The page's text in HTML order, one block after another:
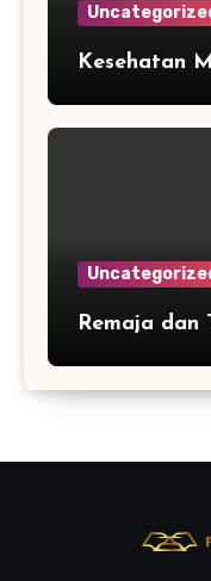
Kesehatan
Remaja dan